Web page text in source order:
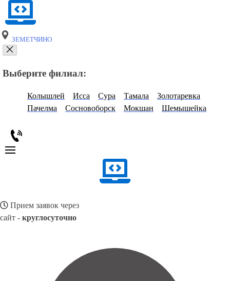
ЗЕМЕТЧИНО
Выберите филиал:
Колышлей Исса Сура Тамала
Золотаревка
Пачелма
Сосновоборск Мокшан Шемышейка
Прием заявок через
сайт - круглосуточно